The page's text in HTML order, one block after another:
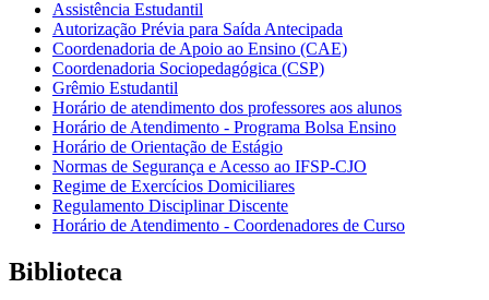
Assistência Estudantil
Autorização Prévia para Saída Antecipada
Coordenadoria de Apoio ao Ensino (CAE)
Coordenadoria Sociopedagógica (CSP)
Grêmio Estudantil
Horário de atendimento dos professores aos alunos
Horário de Atendimento - Programa Bolsa Ensino
Horário de Orientação de Estágio
Normas de Segurança e Acesso ao IFSP-CJO
Regime de Exercícios Domiciliares
Regulamento Disciplinar Discente
Horário de Atendimento - Coordenadores de Curso
Biblioteca